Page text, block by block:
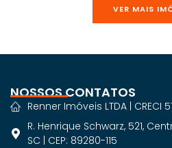
VER MAIS
NOSSOS CONTATOS
Renner Imóveis LTDA | CRECI
R. Henrique Schwarz, 521,
SC | CEP: 89280-115